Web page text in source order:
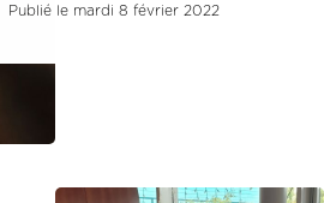
Publié le mardi 8 février 2022